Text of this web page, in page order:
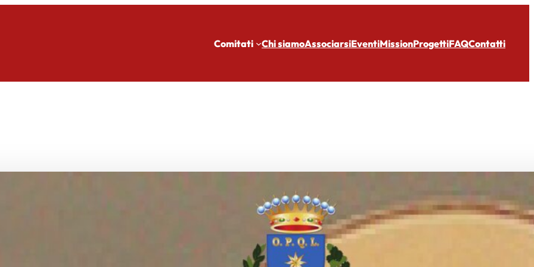
Comitati Chi siamoAssociarsiEventiMissionProgettiFAQContatti